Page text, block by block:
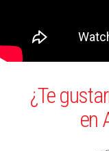
¿Te
en